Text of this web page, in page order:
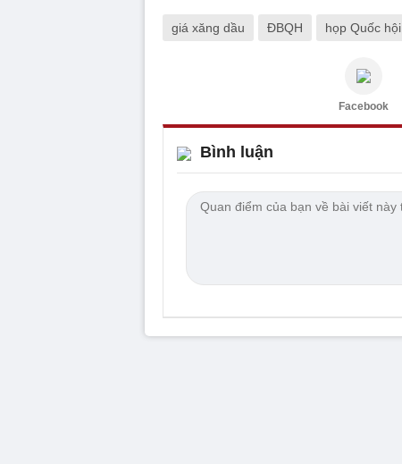
giá xăng dầu ĐBQH họp Quốc hội
Facebook
Bình luận